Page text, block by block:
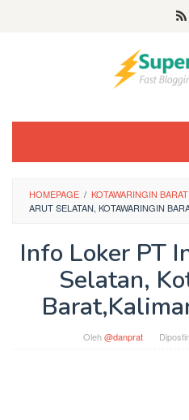
HOMEPAGE / KOTAWARINGIN BARAT
ARUT SELATAN, KOTAWARINGIN
Info Loker PT
Selatan,
Oleh@danprat